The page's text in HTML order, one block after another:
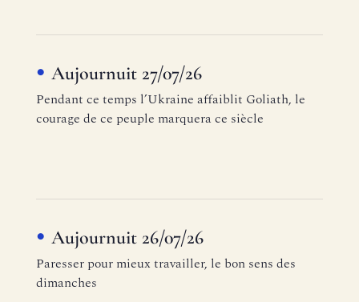
Aujournuit 27/07/26
Pendant ce temps l’Ukraine affaiblit Goliath, le
courage de ce peuple marquera ce siècle
Aujournuit 26/07/26
Paresser pour mieux travailler, le bon sens des
dimanches